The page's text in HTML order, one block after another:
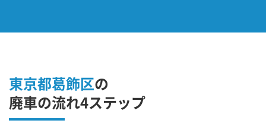
東京都葛飾区の
廃車の流れ4ステップ